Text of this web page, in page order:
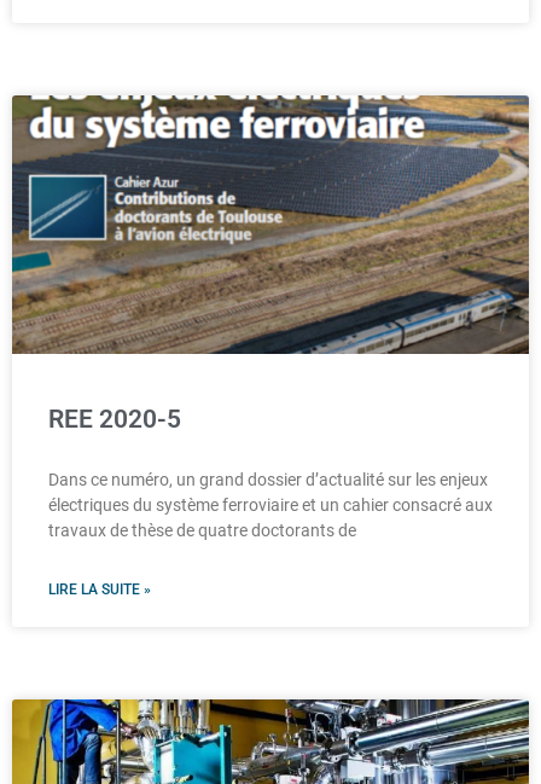
REE 2020-5
Dans ce numéro, un grand dossier d’actualité sur les enjeux
électriques du système ferroviaire et un cahier consacré aux
travaux de thèse de quatre doctorants de
LIRE LA SUITE »